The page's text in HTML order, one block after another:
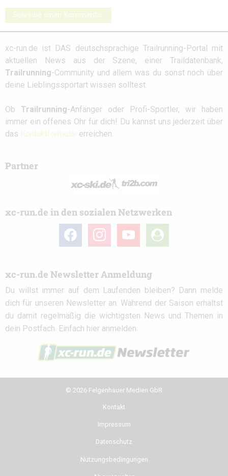
Schreibe einen Kommentar
xc-run.de ist DAS deutschsprachige Trailrunning-Portal mit
aktuellen News aus der Szene, einer Traildatenbank,
Trailrunning-Community und allem was du sonst noch über
deine Lieblingssportart wissen solltest.
Ob Trailrunning-Anfänger oder Profi-Sportler, wir haben
immer ein offenes Ohr für dich! Du kannst uns jederzeit über
das Kontaktformular erreichen.
Partner
xc-run.de in den sozialen Netzwerken
facebook instagramyoutube
user-
circle
xc-run.de Newsletter Anmeldung
Du willst immer auf dem Laufenden bleiben? Dann melde
dich für unseren Newsletter an. Während der Saison erhältst
du damit regelmäßig die wichtigsten News und Themen in
dein Postfach. Einfach hier anmelden:
© 2026 Felgenhauer Medien GbR
Kontakt
Impressum
Datenschutz
Nutzungsbedingungen